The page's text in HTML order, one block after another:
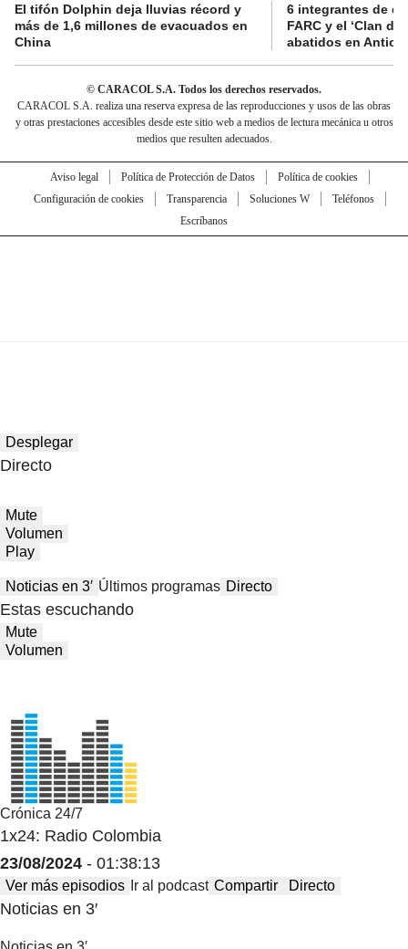
El tifón Dolphin deja lluvias récord y
más de 1,6 millones de evacuados en
China
6 integrantes de
FARC y el ‘Clan
abatidos en
© CARACOL S.A. Todos los derechos reservados.
CARACOL S.A. realiza una reserva expresa de las reproducciones y usos de las obras
y otras prestaciones accesibles desde este sitio web a medios de lectura mecánica u otros
medios que resulten adecuados.
Aviso legal Política de Protección de Datos
Política de cookies
Configuración de cookies
Transparencia Soluciones W
Teléfonos
Escríbanos
Desplegar
Directo
Mute
Volumen
Play
Noticias en 3′ Últimos programas Directo
Estas escuchando
Mute
Volumen
Crónica 24/7
1x24: Radio Colombia
23/08/2024 - 01:38:13
Ver más episodios Ir al podcast Compartir Directo
Noticias en 3′